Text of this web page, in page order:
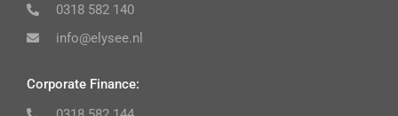
0318 582 140
info@elysee.nl
Corporate Finance: